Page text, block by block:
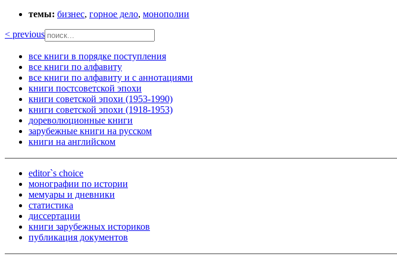
темы: бизнес, горное дело, монополии
< previous
все книги в порядке поступления
все книги по алфавиту
все книги по алфавиту и с аннотациями
книги постсоветской эпохи
книги советской эпохи (1953-1990)
книги советской эпохи (1918-1953)
дореволюционные книги
зарубежные книги на русском
книги на английском
editor`s choice
монографии по истории
мемуары и дневники
статистика
диссертации
книги зарубежных историков
публикация документов